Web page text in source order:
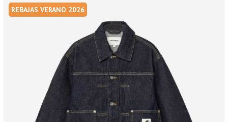
REBAJAS VERANO 2026